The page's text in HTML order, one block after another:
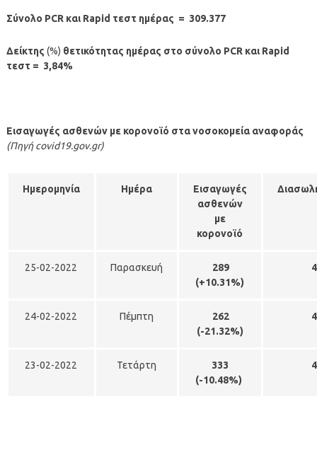
Σύνολο PCR και Rapid τεστ ημέρας = 309.377
Δείκτης (%) θετικότητας ημέρας στο σύνολο PCR και Rapid
τεστ = 3,84%
Εισαγωγές ασθενών με κορονοϊό στα νοσοκομεία αναφοράς
(Πηγή covid19.gov.gr)
Ημερομηνία Ημέρα
Εισαγωγές
ασθενών
με
κορονοϊό
25-02-2022 Παρασκευή
289
(+10.31%)
24-02-2022 Πέμπτη
262
(-21.32%)
23-02-2022 Τετάρτη
333
(-10.48%)